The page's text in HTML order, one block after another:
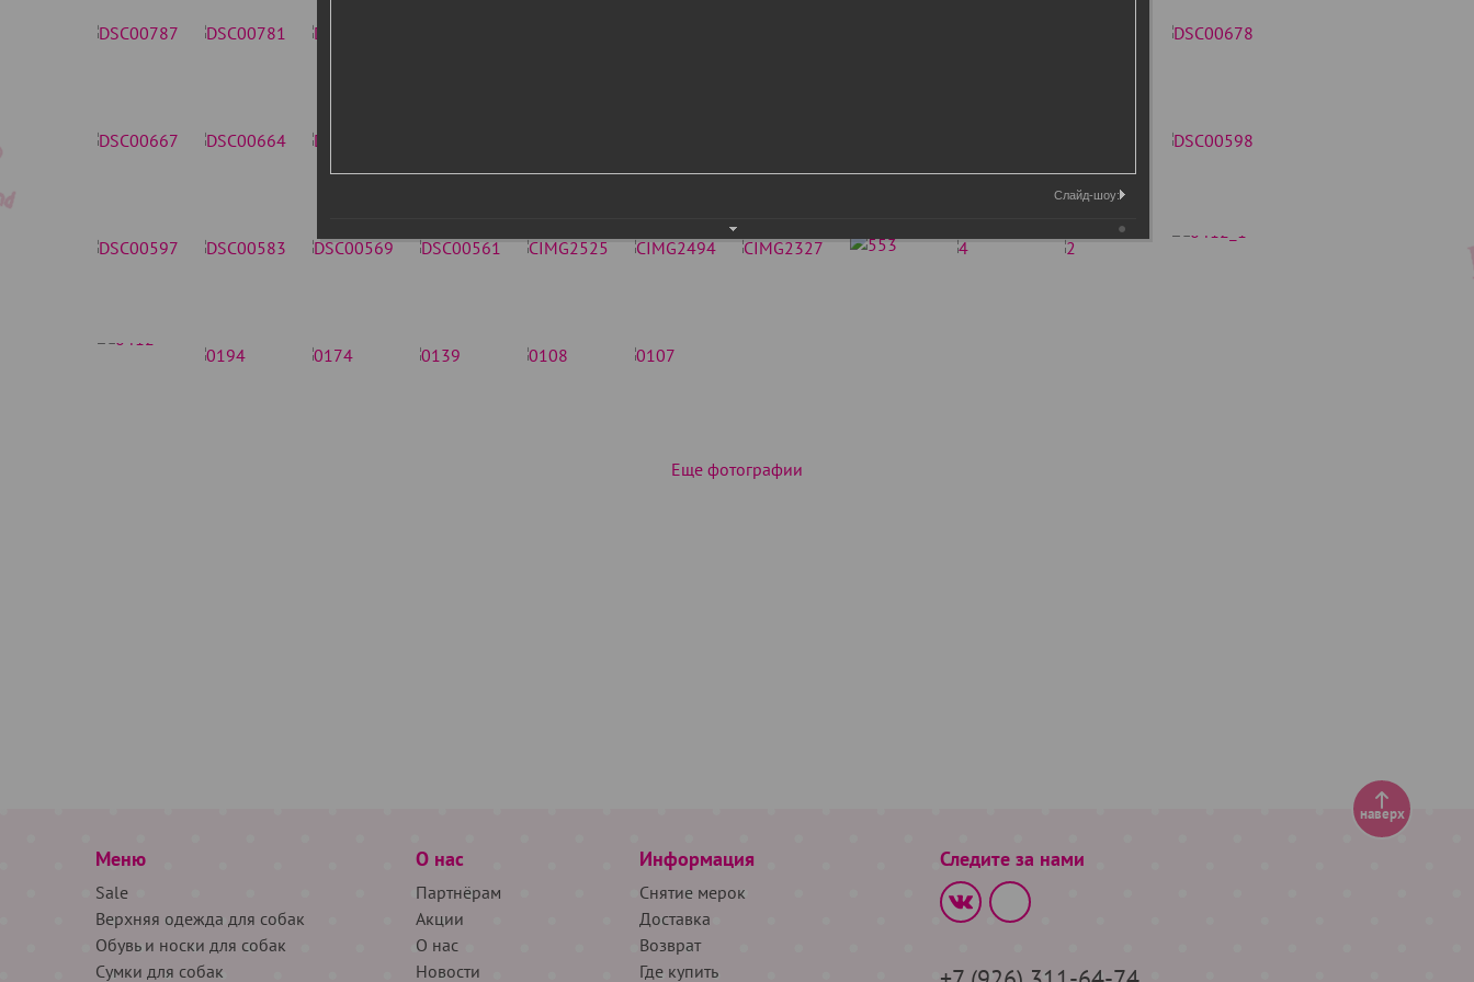
Еще фотографии
Меню
Sale
Верхняя одежда для собак
Обувь и носки для собак
Сумки для собак
О нас
Партнёрам
Акции
О нас
Новости
Информация
Снятие мерок
Доставка
Возврат
Где купить
Следите за нами
наверх
Слайд-шоу: